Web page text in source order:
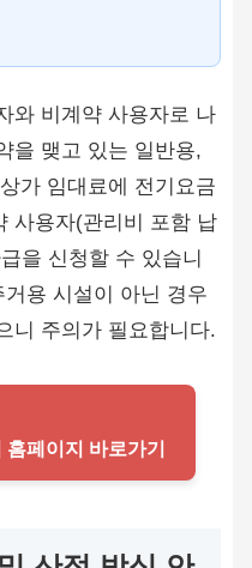
와 비계약 사용자로 나
을 맺고 있는 일반용,
가 임대료에 전기요금
사용자(관리비 포함 납
을 신청할 수 있습니
용 시설이 아닌 경우
니 주의가 필요합니다.
페이지 바로가기